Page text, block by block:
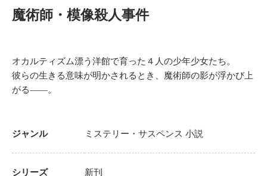
魔術師・模像殺人事件
オカルティズム漂う洋館で育った４人の少年少女たち。
彼らの生きる意味が明かされるとき、魔術師の影が浮かび上
がる――。
ジャンル ミステリー・サスペンス 小説
シリーズ 新刊